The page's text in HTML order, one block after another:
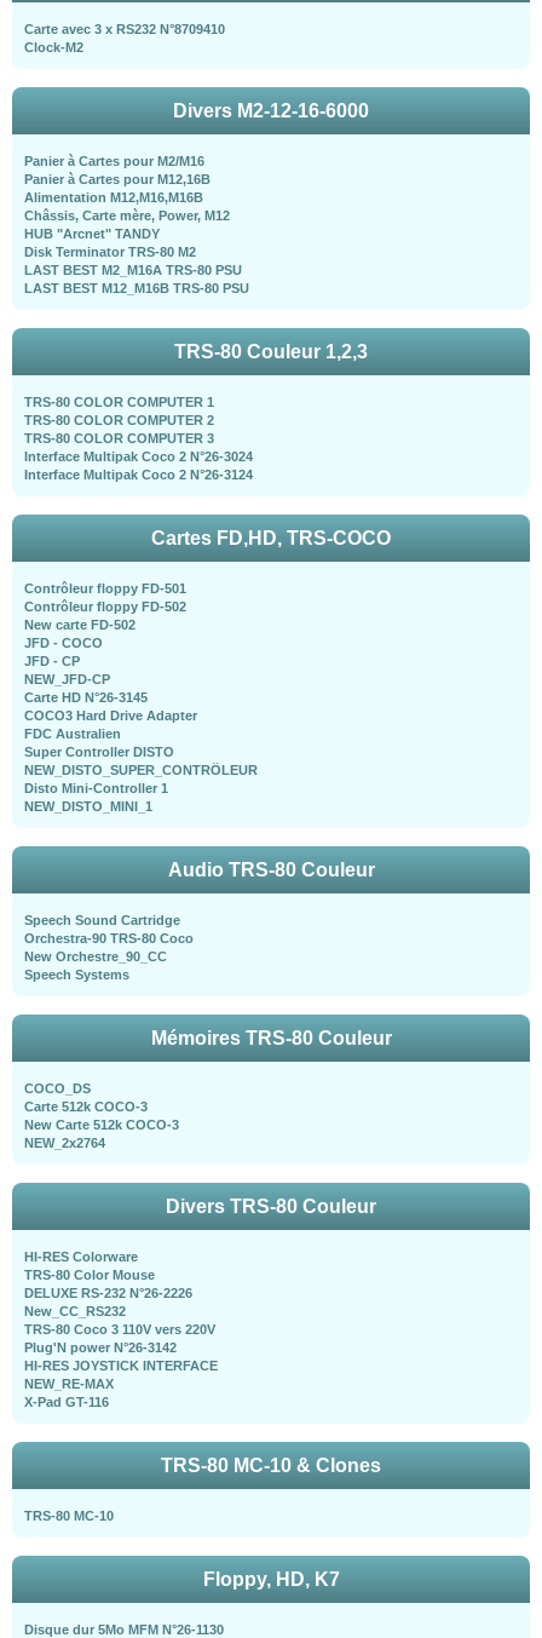
Carte avec 3 x RS232 N°8709410
Clock-M2
Divers M2-12-16-6000
Panier à Cartes pour M2/M16
Panier à Cartes pour M12,16B
Alimentation M12,M16,M16B
Châssis, Carte mère, Power, M12
HUB "Arcnet" TANDY
Disk Terminator TRS-80 M2
LAST BEST M2_M16A TRS-80 PSU
LAST BEST M12_M16B TRS-80 PSU
TRS-80 Couleur 1,2,3
TRS-80 COLOR COMPUTER 1
TRS-80 COLOR COMPUTER 2
TRS-80 COLOR COMPUTER 3
Interface Multipak Coco 2 N°26-3024
Interface Multipak Coco 2 N°26-3124
Cartes FD,HD, TRS-COCO
Contrôleur floppy FD-501
Contrôleur floppy FD-502
New carte FD-502
JFD - COCO
JFD - CP
NEW_JFD-CP
Carte HD N°26-3145
COCO3 Hard Drive Adapter
FDC Australien
Super Controller DISTO
NEW_DISTO_SUPER_CONTRÖLEUR
Disto Mini-Controller 1
NEW_DISTO_MINI_1
Audio TRS-80 Couleur
Speech Sound Cartridge
Orchestra-90 TRS-80 Coco
New Orchestre_90_CC
Speech Systems
Mémoires TRS-80 Couleur
COCO_DS
Carte 512k COCO-3
New Carte 512k COCO-3
NEW_2x2764
Divers TRS-80 Couleur
HI-RES Colorware
TRS-80 Color Mouse
DELUXE RS-232 N°26-2226
New_CC_RS232
TRS-80 Coco 3 110V vers 220V
Plug'N power N°26-3142
HI-RES JOYSTICK INTERFACE
NEW_RE-MAX
X-Pad GT-116
TRS-80 MC-10 & Clones
TRS-80 MC-10
Floppy, HD, K7
Disque dur 5Mo MFM N°26-1130